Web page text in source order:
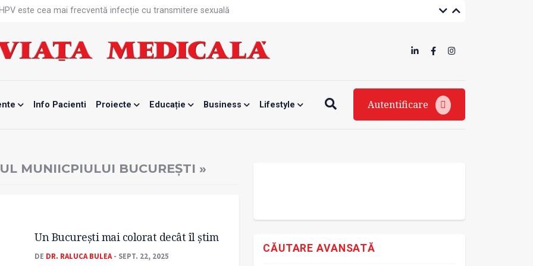
este cea mai frecventă infecție cu transmitere sexuală
blocată temporar
de la specialiști
mamei și copilului
Info Pacienti Proiecte Educație Business Lifestyle Autentificare
MUNIICPIULUI BUCUREȘTI »
Un București mai colorat decât îl știm
DE DR. RALUCA BULEA- SEPT. 22, 2025
CĂUTARE AVANSATĂ